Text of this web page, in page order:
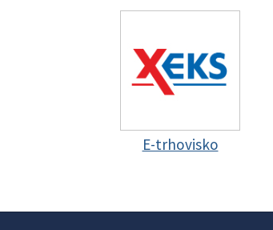
E-trhovisko